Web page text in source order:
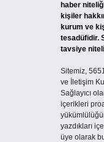
haber
kişiler
kurum ve
tesadüfidir.
tavsiye
Sitemiz,
ve İletişim
Sağlayıcı
içerikleri
yazdıkları
üye olarak